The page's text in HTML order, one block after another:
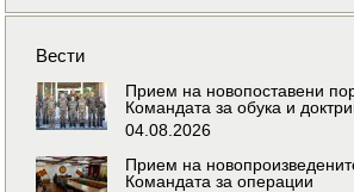
Вести
Прием на новопоставени
Командата за обука и
04.08.2026
Прием на
Командата за операции